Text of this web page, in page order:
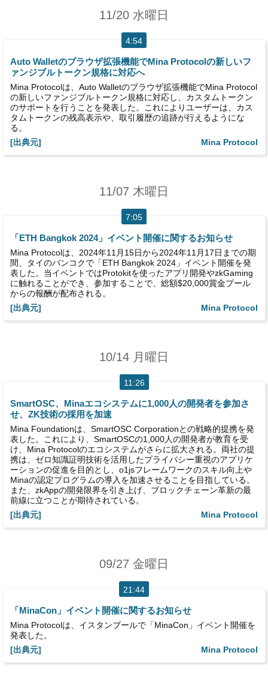
11/20 水曜日
4:54
Auto Walletのブラウザ拡張機能でMina Protocolの新しいフ
ァンジブルトークン規格に対応へ
Mina Protocolは、Auto Walletのブラウザ拡張機能でMina Protocol
の新しいファンジブルトークン規格に対応し、カスタムトークン
のサポートを行うことを発表した。これによりユーザーは、カス
タムトークンの残高表示や、取引履歴の追跡が行えるようにな
る。
[出典元]
Mina Protocol
11/07 木曜日
7:05
「ETH Bangkok 2024」イベント開催に関するお知らせ
Mina Protocolは、2024年11月15日から2024年11月17日までの期
間、タイのバンコクで「ETH Bangkok 2024」イベント開催を発
表した。当イベントではProtokitを使ったアプリ開発やzkGaming
に触れることができ、参加することで、総額$20,000賞金プール
からの報酬が配布される。
[出典元]
Mina Protocol
10/14 月曜日
11:26
SmartOSC、Minaエコシステムに1,000人の開発者を参加さ
せ、ZK技術の採用を加速
Mina Foundationは、SmartOSC Corporationとの戦略的提携を発
表した。これにより、SmartOSCの1,000人の開発者が教育を受
け、Mina Protocolのエコシステムがさらに拡大される。両社の提
携は、ゼロ知識証明技術を活用したプライバシー重視のアプリケ
ーションの促進を目的とし、o1jsフレームワークのスキル向上や
Minaの認定プログラムの導入を加速させることを目指している。
また、zkAppの開発限界を引き上げ、ブロックチェーン革新の最
前線に立つことが期待されている。
[出典元]
Mina Protocol
09/27 金曜日
21:44
「MinaCon」イベント開催に関するお知らせ
Mina Protocolは、イスタンブールで「MinaCon」イベント開催を
発表した。
[出典元]
Mina Protocol